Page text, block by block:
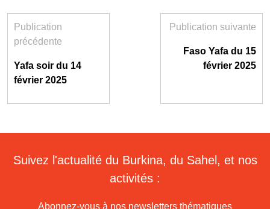
Publication
précédente
Yafa soir du 14
février 2025
Publication suivante
Faso Yafa du 15
février 2025
Suivez l'actualité du Burkina, du Sahel, et nos
activités :
Abonnez-vous à nos newsletters thématiques